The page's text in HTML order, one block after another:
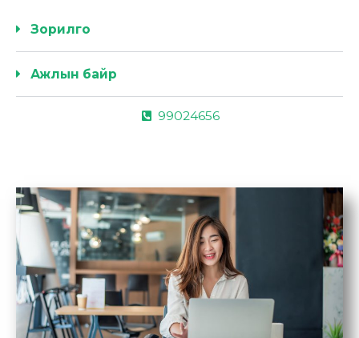
Зорилго
Ажлын байр
99024656